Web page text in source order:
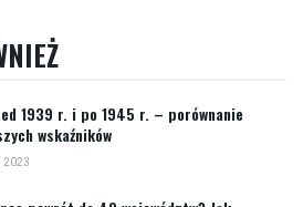
1939 r. i po 1945 r. – porównanie
wskaźników
2023